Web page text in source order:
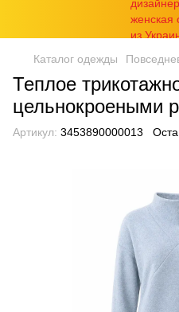
Каталог одежды
Теплое
цельнокроеными
Артикул: 3453890000013